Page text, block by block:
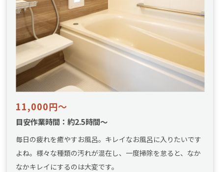
11,000円～
目安作業時間：約2.5時間～
毎日の疲れを癒やすお風呂。キレイなお風呂に入りたいです
よね。様々な種類の汚れが混在し、一度掃除を怠ると、なか
なかキレイにするのは大変です。